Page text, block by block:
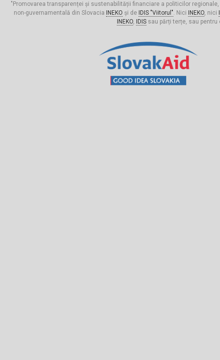
"Promovarea transparenței și sustenabilității financiare a politicilor
non-guvernamentală din Slovacia
INEKO și de IDIS "Viitorul". Nici INEKO, nici
INEKO, IDISsau părți terțe, sau pentru